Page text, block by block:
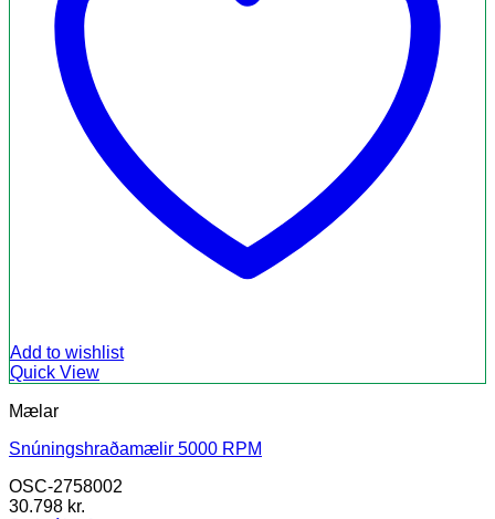
Add to wishlist
Quick View
Mælar
Snúningshraðamælir 5000 RPM
OSC-2758002
30.798 kr.